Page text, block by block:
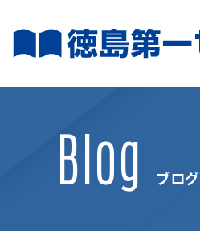
ン
テ
ビ
ゲ
Blog ブログ